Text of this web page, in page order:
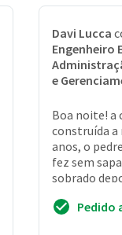
Davi Lucca
Engenheiro
e
Boa noite! a
construída a
anos, o
fez sem
sobrado
umaPedido